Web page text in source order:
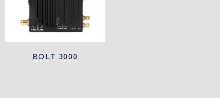
BOLT 3000